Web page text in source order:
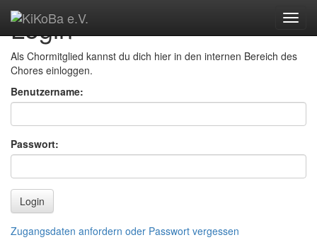
Login
Als Chormitglied kannst du dich hier in den internen Bereich des
Chores einloggen.
Benutzername:
Passwort:
Login
Zugangsdaten anfordern oder Passwort vergessen